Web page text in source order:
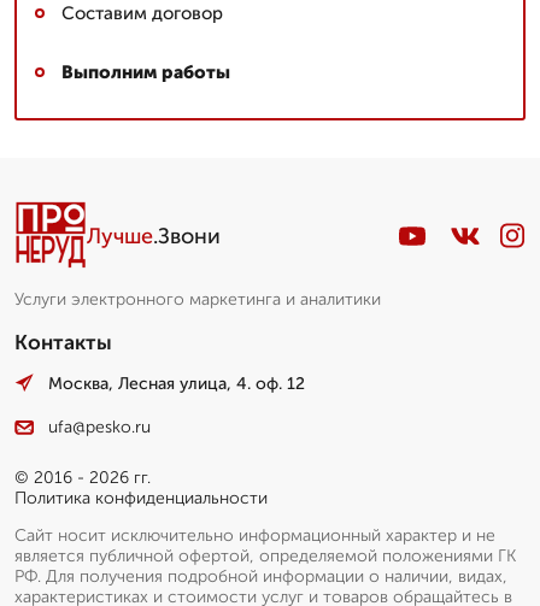
Составим договор
Выполним работы
Лучше.Звони
Услуги электронного маркетинга и аналитики
Контакты
Москва, Лесная улица, 4. оф. 12
ufa@pesko.ru
© 2016 - 2026 гг.
Политика конфиденциальности
Сайт носит исключительно информационный характер и не
является публичной офертой, определяемой положениями ГК
РФ. Для получения подробной информации о наличии, видах,
характеристиках и стоимости услуг и товаров обращайтесь в